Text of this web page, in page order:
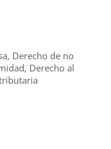
Derecho de no
Derecho al